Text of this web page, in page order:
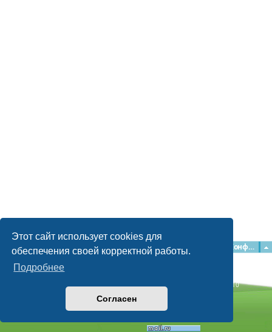
Этот сайт использует cookies для
обеспечения своей корректной работы.
Подробнее
Согласен
Главная Форумы Конфиденциальность
Наша команда
Time: 0.044s| Peak Memory Usage: 2.15 МБ | GZIP: Off |
Queries: 10
© phpBB Guru, 2004—2026
Powered by
Style byArtodia